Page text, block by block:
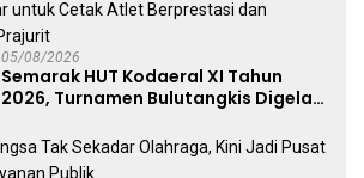
05/08/2026
Semarak HUT Kodaeral XI Tahun
2026, Turnamen Bulutangkis Digelar
Perkuat Soliditas Prajurit